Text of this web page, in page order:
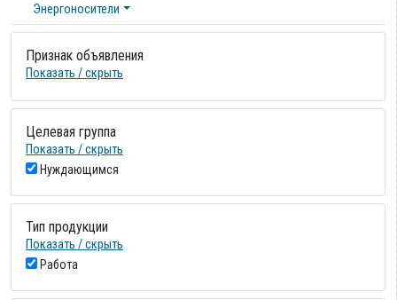
Энергоносители
Признак объявления
Показать / скрыть
Целевая группа
Показать / скрыть
Нуждающимся
Тип продукции
Показать / скрыть
Работа